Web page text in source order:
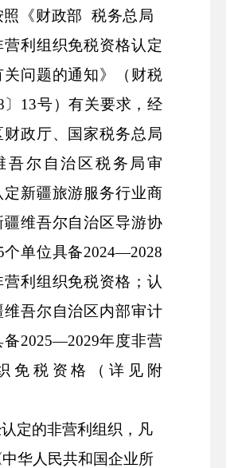
照《财政部 税务总局
营利组织免税资格认定
关问题的通知》（财税
〕13号）有关要求，经
财政厅、国家税务总局
吾尔自治区税务局审
定新疆旅游服务行业商
疆维吾尔自治区导游协
个单位具备2024—2028
营利组织免税资格；认
维吾尔自治区内部审计
备2025—2029年度非营
免税资格（详见附
定的非营利组织，凡
华人民共和国企业所